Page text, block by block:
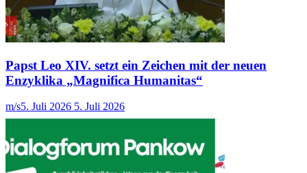
Papst Leo XIV. setzt ein Zeichen mit der neuen
Enzyklika „Magnifica Humanitas“
m/s5. Juli 2026 5. Juli 2026